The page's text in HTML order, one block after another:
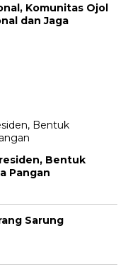
Komunitas Ojol
dan Jaga
Bentuk
Pangan
Sarung